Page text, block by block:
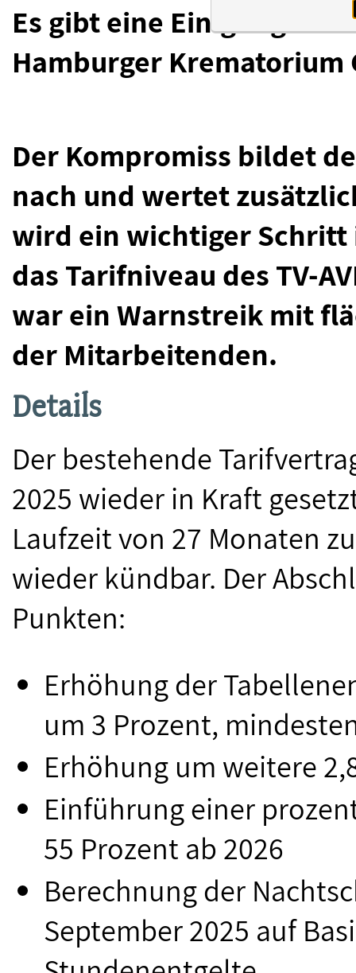
Es gibt eine Einigung
Hamburger Krematorium
Der Kompromiss bildet
nach und wertet
wird ein wichtiger Schritt
das Tarifniveau des TV-
war ein Warnstreik mit
der Mitarbeitenden.
Details
Der bestehende
2025 wieder in Kraft
Laufzeit von 27 Monaten
wieder kündbar. Der
Punkten:
Erhöhung der
um 3 Prozent,
Erhöhung um weitere
Einführung einer
55 Prozent ab 2026
Berechnung der
September 2025 auf